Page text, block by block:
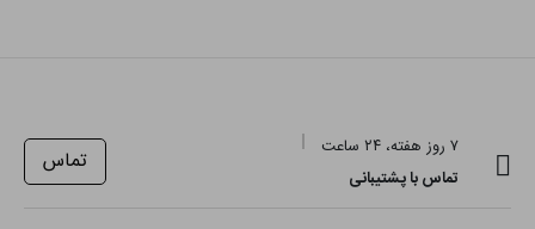
۷ روز هفته، ۲۴ ساعت
تماس با پشتیبانی
تماس